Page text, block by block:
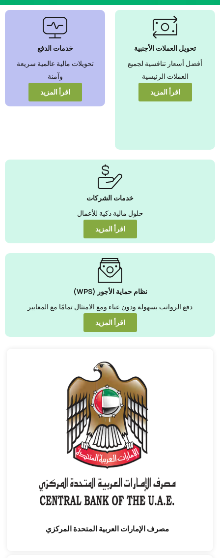
نضمن بأفضل أسعار
صرف العملات الأجنبية
عزّز قيمة أموالك من خلال أسعار
عرض المزيد
تحويل العملات الأجنبية
أفضل أسعار تنافسية لجميع
العملات الرئيسية
اقرأ المزيد
خدمات الدفع
تحويلات مالية عالمية سريعة
وآمنة
اقرأ المزيد
خدمات الشركات
حلول مالية ذكية للأعمال
اقرأ المزيد
نظام حماية الأجور (WPS)
دفع الرواتب بسهولة ودون عناء ومع الامتثال تمامًا مع المعايير
اقرأ المزيد
مصرف الإمارات العربية المتحدة المركزي